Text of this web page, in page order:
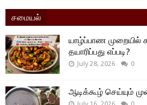
சமையல்
யாழ்ப்பாண முறையில்
தயாரிப்பது எப்படி?
July 28, 2026 0
ஆடிக்கூழ் செய்யும்